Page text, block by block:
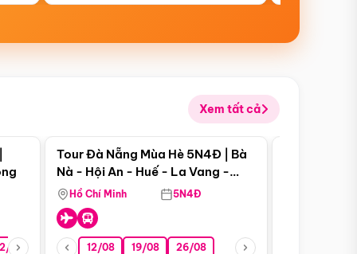
Xem tất cả
08 26/08 05/09 09/09 12/09
Điểm nổi bật
Tour Đà Nẵng Mùa Hè 5N4Đ | Bà
Nà - Hội An - Huế - La Vang -
Động Thiên Đường
Hồ Chí Minh 5N4Đ
12/08 19/08 26/08